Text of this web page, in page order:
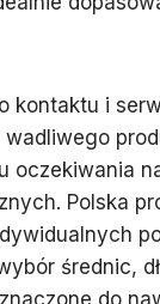
kontaktu i
oczekiwania
Polska
średnic,
do